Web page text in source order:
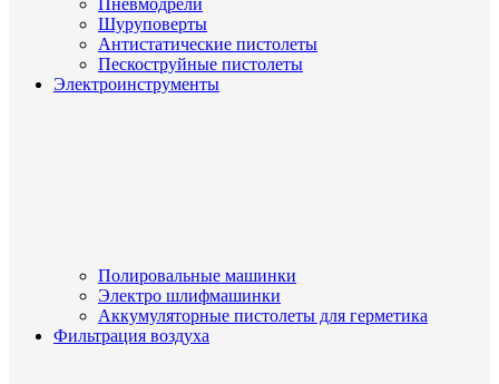
Пневмодрели
Шуруповерты
Антистатические пистолеты
Пескоструйные пистолеты
Электроинструменты
Полировальные машинки
Электро шлифмашинки
Аккумуляторные пистолеты для герметика
Фильтрация воздуха